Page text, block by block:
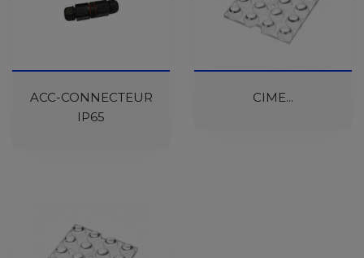
ACC-CONNECTEUR
IP65
CIME...